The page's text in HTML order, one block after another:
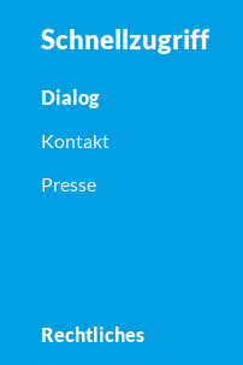
Schnellzugriff
Dialog
Kontakt
Presse
Rechtliches